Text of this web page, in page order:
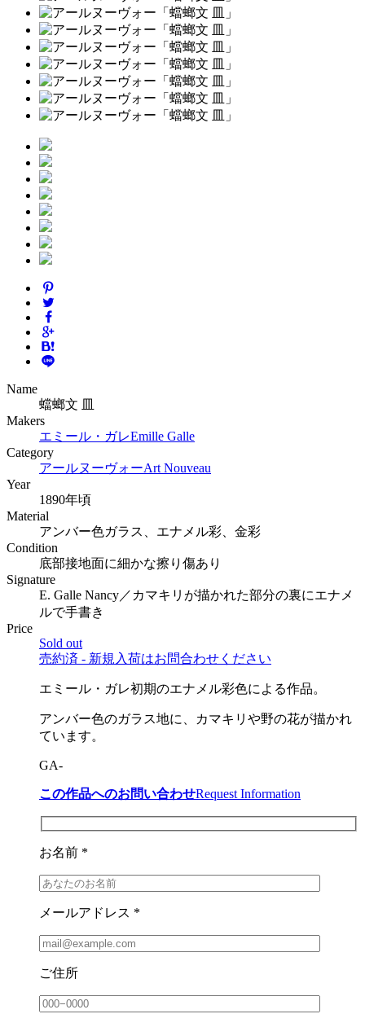
Name
蟷螂文 皿
Makers
エミール・ガレEmille Galle
Category
アールヌーヴォーArt Nouveau
Year
1890年頃
Material
アンバー色ガラス、エナメル彩、金彩
Condition
底部接地面に細かな擦り傷あり
Signature
E. Galle Nancy／カマキリが描かれた部分の裏にエナメ
ルで手書き
Price
Sold out
売約済 - 新規入荷はお問合わせください
エミール・ガレ初期のエナメル彩色による作品。
アンバー色のガラス地に、カマキリや野の花が描かれ
ています。
GA-
この作品へのお問い合わせRequest Information
お名前 *
メールアドレス *
ご住所